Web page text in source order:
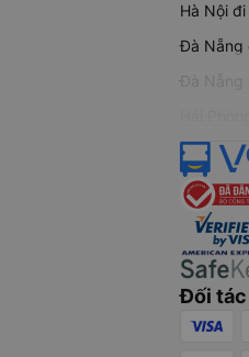
Hà Nội
Đà Nẵng
Đà Nẵng
Đối tác